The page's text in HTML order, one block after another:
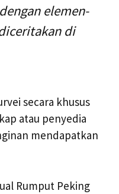
elemen-
di
secara khusus
atau penyedia
mendapatkan
Rumput Peking